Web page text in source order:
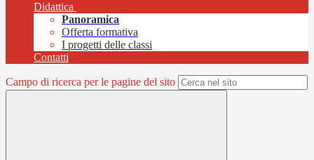
Didattica
Panoramica
Offerta formativa
I progetti delle classi
Contatti
Campo di ricerca per le pagine del sito